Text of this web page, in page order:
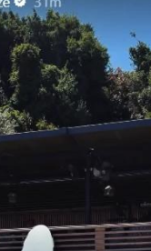
ჩამოტვირთულ
მიანიჭა
- შსს